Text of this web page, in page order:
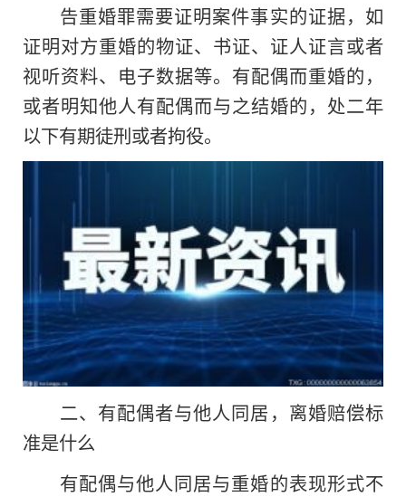
告重婚罪需要证明案件事实的证据，如
证明对方重婚的物证、书证、证人证言或者
视听资料、电子数据等。有配偶而重婚的，
或者明知他人有配偶而与之结婚的，处二年
以下有期徒刑或者拘役。
二、有配偶者与他人同居，离婚赔偿标
准是什么
有配偶与他人同居与重婚的表现形式不